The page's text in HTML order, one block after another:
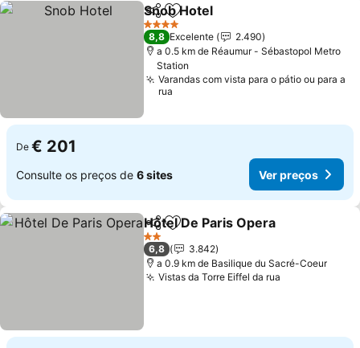
PartilharAdicionar aos favoritos
Snob Hotel
4 Estrelas
8,8 Excelente
2.490
a 0.5 km de Réaumur - Sébastopol Metro
Station
Varandas com vista para o pátio ou para a
rua
De € 201
Consulte os preços de 6 sites Ver preços
PartilharAdicionar aos favoritos
Hôtel De Paris Opera
2 Estrelas
6,8
3.842
a 0.9 km de Basilique du Sacré-Coeur
Vistas da Torre Eiffel da rua